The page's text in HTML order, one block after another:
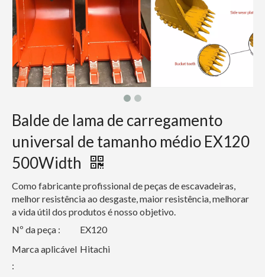
Balde de lama de carregamento
universal de tamanho médio EX120
500Width
Como fabricante profissional de peças de escavadeiras,
melhor resistência ao desgaste, maior resistência, melhorar
a vida útil dos produtos é nosso objetivo.
Nº da peça :
EX120
Marca aplicável
:
Hitachi